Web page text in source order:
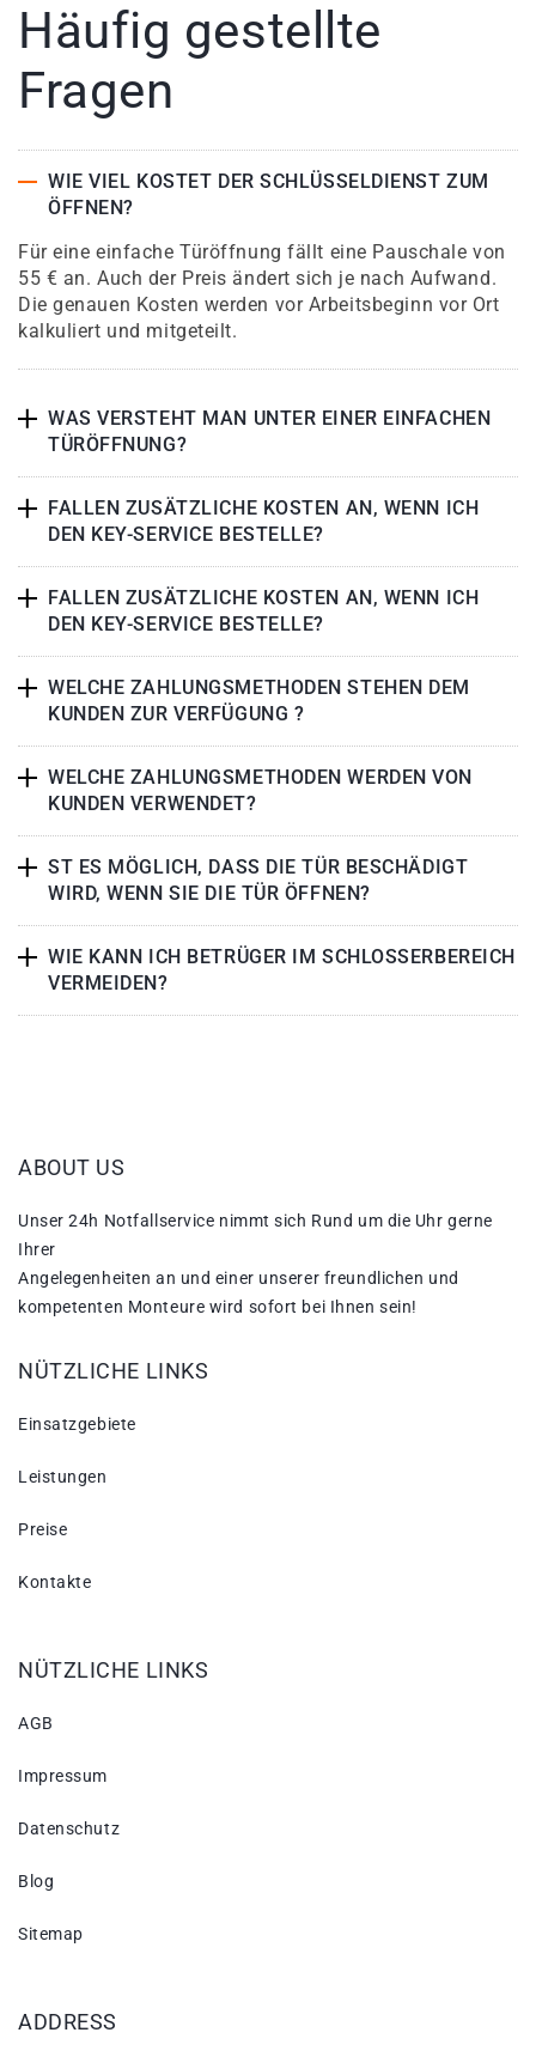
Häufig gestellte
Fragen
WIE VIEL KOSTET DER SCHLÜSSELDIENST ZUM
ÖFFNEN?
Für eine einfache Türöffnung fällt eine Pauschale von
55 € an. Auch der Preis ändert sich je nach Aufwand.
Die genauen Kosten werden vor Arbeitsbeginn vor Ort
kalkuliert und mitgeteilt.
WAS VERSTEHT MAN UNTER EINER EINFACHEN
TÜRÖFFNUNG?
FALLEN ZUSÄTZLICHE KOSTEN AN, WENN ICH
DEN KEY-SERVICE BESTELLE?
FALLEN ZUSÄTZLICHE KOSTEN AN, WENN ICH
DEN KEY-SERVICE BESTELLE?
WELCHE ZAHLUNGSMETHODEN STEHEN DEM
KUNDEN ZUR VERFÜGUNG ?
WELCHE ZAHLUNGSMETHODEN WERDEN VON
KUNDEN VERWENDET?
ST ES MÖGLICH, DASS DIE TÜR BESCHÄDIGT
WIRD, WENN SIE DIE TÜR ÖFFNEN?
WIE KANN ICH BETRÜGER IM SCHLOSSERBEREICH
VERMEIDEN?
ABOUT US
Unser 24h Notfallservice nimmt sich Rund um die Uhr gerne
Ihrer
Angelegenheiten an und einer unserer freundlichen und
kompetenten Monteure wird sofort bei Ihnen sein!
NÜTZLICHE LINKS
Einsatzgebiete
Leistungen
Preise
Kontakte
NÜTZLICHE LINKS
AGB
Impressum
Datenschutz
Blog
Sitemap
ADDRESS